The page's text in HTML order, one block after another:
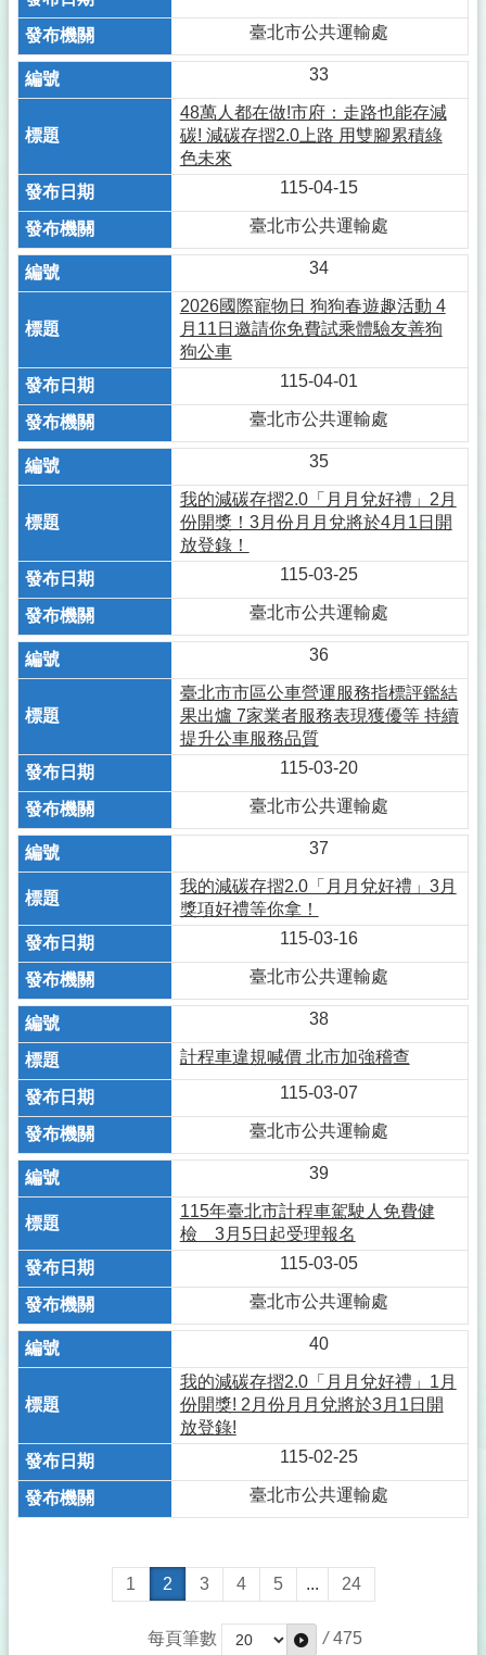
臺北市公共運輸處
33
48萬人都在做!市府：走路也能存減
碳! 減碳存摺2.0上路 用雙腳累積綠
色未來
115-04-15
臺北市公共運輸處
34
2026國際寵物日 狗狗春遊趣活動 4
月11日邀請你免費試乘體驗友善狗
狗公車
115-04-01
臺北市公共運輸處
35
我的減碳存摺2.0「月月兌好禮」2月
份開獎！3月份月月兌將於4月1日開
放登錄！
115-03-25
臺北市公共運輸處
36
臺北市市區公車營運服務指標評鑑結
果出爐 7家業者服務表現獲優等 持續
提升公車服務品質
115-03-20
臺北市公共運輸處
37
我的減碳存摺2.0「月月兌好禮」3月
獎項好禮等你拿！
115-03-16
臺北市公共運輸處
38
計程車違規喊價 北市加強稽查
115-03-07
臺北市公共運輸處
39
115年臺北市計程車駕駛人免費健
檢 3月5日起受理報名
115-03-05
臺北市公共運輸處
40
我的減碳存摺2.0「月月兌好禮」1月
份開獎! 2月份月月兌將於3月1日開
放登錄!
115-02-25
臺北市公共運輸處
1 2 3 4 5 ... 24
每頁筆數 / 475